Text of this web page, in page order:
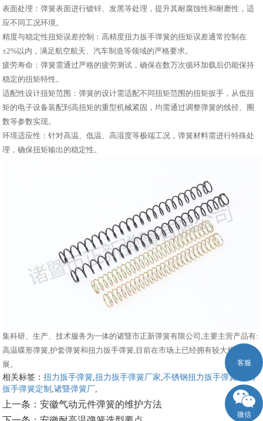
表面处理：弹簧表面进行镀锌、发黑等处理，提升其耐腐蚀性和耐磨性，适
应不同工况环境。
精度与稳定性扭矩误差控制：高精度扭力扳手弹簧的扭矩误差通常控制在
±2%以内，满足航空航天、汽车制造等领域的严格要求。
疲劳寿命：弹簧需通过严格的疲劳测试，确保在数万次循环加载后仍能保持
稳定的扭矩特性。
适配性设计扭矩范围：弹簧的设计需适配不同扭矩范围的扭矩扳手，从低扭
矩的电子设备装配到高扭矩的重型机械紧固，均需通过调整弹簧的线径、圈
数等参数实现。
环境适应性：针对高温、低温、高湿度等极端工况，弹簧材料需进行特殊处
理，确保扭矩输出的稳定性。
集科研、生产、技术服务为一体的诸暨市正新弹簧有限公司,主要主营产品有:
高温碟形弹簧,护套弹簧和扭力扳手弹簧,目前在市场上已经拥有较大规模和发
展。
相关标签：扭力扳手弹簧 ,扭力扳手弹簧厂家 ,不锈钢扭力扳手弹簧
扭力
扳手弹簧定制 ,诸暨弹簧厂
上一条：安徽气动元件弹簧的维护方法
客服
微信